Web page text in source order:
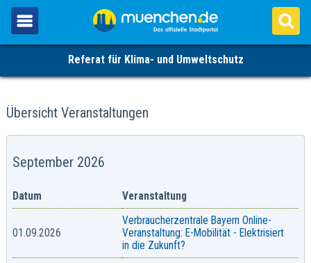
Referat für Klima- und Umweltschutz
Übersicht Veranstaltungen
September 2026
Datum Veranstaltung
01.09.2026
Verbraucherzentrale Bayern Online-
Veranstaltung: E-Mobilität - Elektrisiert
in die Zukunft?